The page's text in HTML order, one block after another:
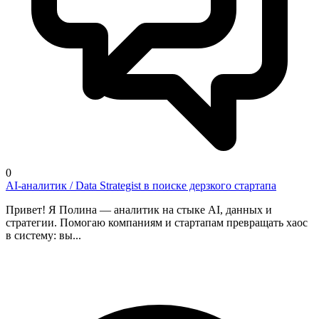
0
AI-аналитик / Data Strategist в поиске дерзкого стартапа
Привет! Я Полина — аналитик на стыке AI, данных и
стратегии. Помогаю компаниям и стартапам превращать хаос
в систему: вы...